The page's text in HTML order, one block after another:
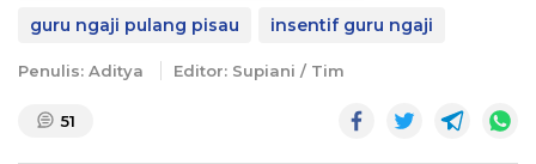
guru ngaji pulang pisau
insentif guru ngaji
Penulis: Aditya Editor: Supiani / Tim
51